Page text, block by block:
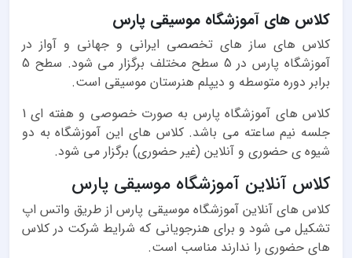
کلاس های آموزشگاه موسیقی پارس
کلاس های ساز های تخصصی ایرانی و جهانی و آواز در
آموزشگاه پارس در 5 سطح مختلف برگزار می شود. سطح 5
برابر دوره متوسطه و دیپلم هنرستان موسیقی است.
کلاس های آموزشگاه پارس به صورت خصوصی و هفته ای 1
جلسه نیم ساعته می باشد. کلاس های این آموزشگاه به دو
شیوه ی حضوری و آنلاین (غیر حضوری) برگزار می شود.
کلاس آنلاین آموزشگاه موسیقی پارس
کلاس های آنلاین آموزشگاه موسیقی پارس از طریق واتس اپ
تشکیل می شود و برای هنرجویانی که شرایط شرکت در کلاس
های حضوری را ندارند مناسب است.